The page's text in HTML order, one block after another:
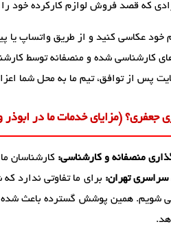
که قصد فروش لوازم کارکرده خود
خود عکاسی کنید و از طریق واتساپ یا
کارشناسی شده و منصفانه توسط
پس از توافق، تیم ما به محل شما
جعفری؟ (مزایای خدمات ما در ابوذر
منصفانه و کارشناسی: کارشناسان
تهران: برای ما تفاوتی ندارد
شویم. همین پوشش گسترده باعث